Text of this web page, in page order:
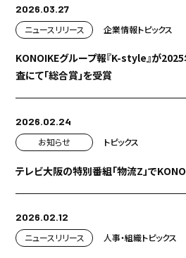
2026.03.27
ニュースリリース
企業情報トピックス
KONOIKEグループ報『K-style』が
査にて「総合賞」を受賞
2026.02.24
お知らせ
トピックス
テレビ大阪の特別番組「物流Z」で
2026.02.12
ニュースリリース
人事・組織トピックス